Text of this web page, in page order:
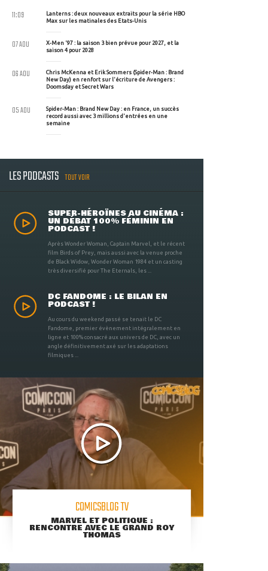
Lanterns : deux nouveaux extraits pour la série HBO
Max sur les matinales des Etats-Unis
11:09
X-Men '97 : la saison 3 bien prévue pour 2027, et la
saison 4 pour 2028
07 AOU
Chris McKenna et Erik Sommers (Spider-Man : Brand
New Day) en renfort sur l'écriture de Avengers :
Doomsday et Secret Wars
06 AOU
Spider-Man : Brand New Day : en France, un succès
record aussi avec 3 millions d'entrées en une
semaine
05 AOU
LES PODCASTS TOUT VOIR
SUPER-HÉROÏNES AU CINÉMA :
UN DÉBAT 100% FÉMININ EN
PODCAST !
Après Wonder Woman, Captain Marvel, et le récent
film Birds of Prey, mais aussi avec la venue proche
de Black Widow, Wonder Woman 1984 et un casting
très diversifié pour The Eternals, les ...
DC FANDOME : LE BILAN EN
PODCAST !
Au cours du weekend passé se tenait le DC
Fandome, premier évènement intégralement en
ligne et 100% consacré aux univers de DC, avec un
angle définitivement axé sur les adaptations
filmiques ...
COMICSBLOG TV
MARVEL ET POLITIQUE :
RENCONTRE AVEC LE GRAND ROY
THOMAS